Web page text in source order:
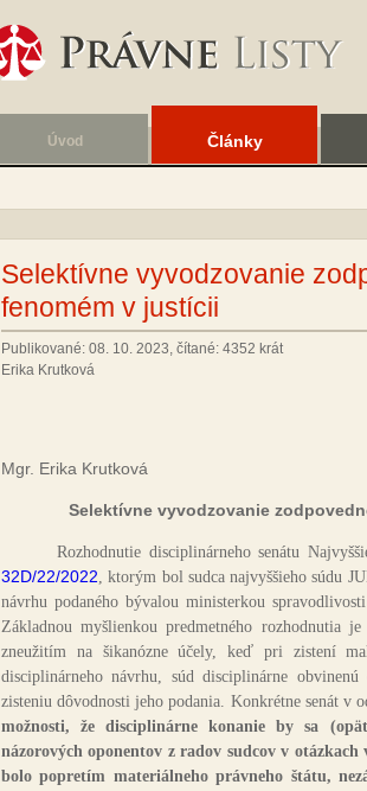
Úvod Články
Selektívne vyvodzovanie
fenomém v justícii
Publikované: 08. 10. 2023, čítané: 4352 krát
Erika Krutková
Mgr. Erika Krutková
Selektívne vyvodzovanie
Rozhodnutie disciplinárneho senátu
32D/22/2022, ktorým bol sudca najvyššieho súdu
návrhu podaného bývalou ministerkou
Základnou myšlienkou predmetného rozhodnutia
zneužitím na šikanózne účely, keď pri zistení
disciplinárneho návrhu, súd disciplinárne
zisteniu dôvodnosti jeho podania. Konkrétne senát v
možnosti, že disciplinárne konanie by sa
názorových oponentov z radov sudcov v
bolo popretím materiálneho právneho štátu,